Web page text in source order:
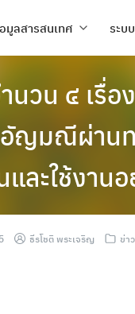
มูลสารสนเทศ ระบ
วน ๔ เรื่
มณีผ่านท
และใช้งาน
ธีรโชติ พระเจริญ ข่า